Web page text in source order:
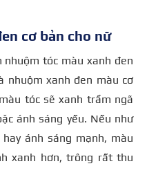
cơ bản cho nữ
tóc màu xanh đen
nhuộm xanh đen màu cơ
tóc sẽ xanh trầm ngã
ánh sáng yếu. Nếu như
ánh sáng mạnh, màu
xanh hơn, trông rất thu